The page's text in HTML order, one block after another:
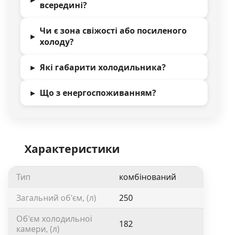
всередині?
Чи є зона свіжості або посиленого
холоду?
Які габарити холодильника?
Що з енергоспоживанням?
Характеристики
Тип
комбінований
Загальний об'єм, (л)
250
Об'єм холодильної
камери, (л)
182